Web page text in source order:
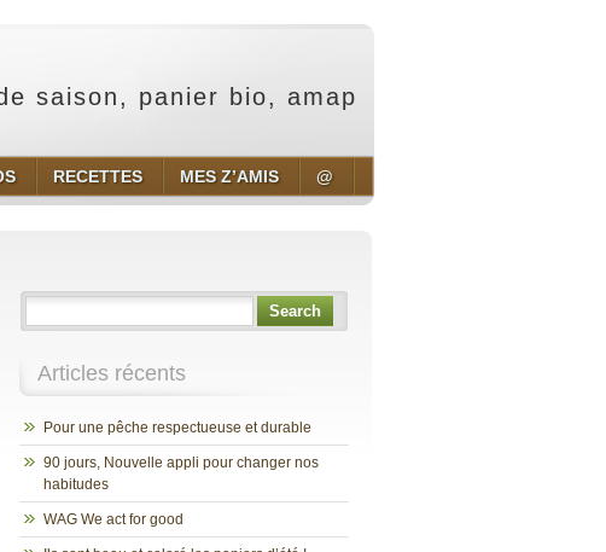
saison, panier bio, amap
RECETTES MES Z’AMIS @
Search
Articles récents
Pour une pêche respectueuse et durable
90 jours, Nouvelle appli pour changer nos
habitudes
WAG We act for good